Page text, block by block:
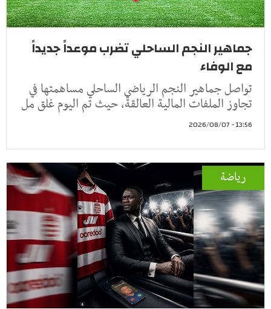
جماهير النجم الساحلي تضرب موعداً جديداً
مع الوفاء
تواصل جماهير النجم الرياضي الساحلي مساهمتها في
تجاوز الملفات المالية العالقة، حيث تم اليوم غلق مل
13:56 - 2026/08/07
رياضة